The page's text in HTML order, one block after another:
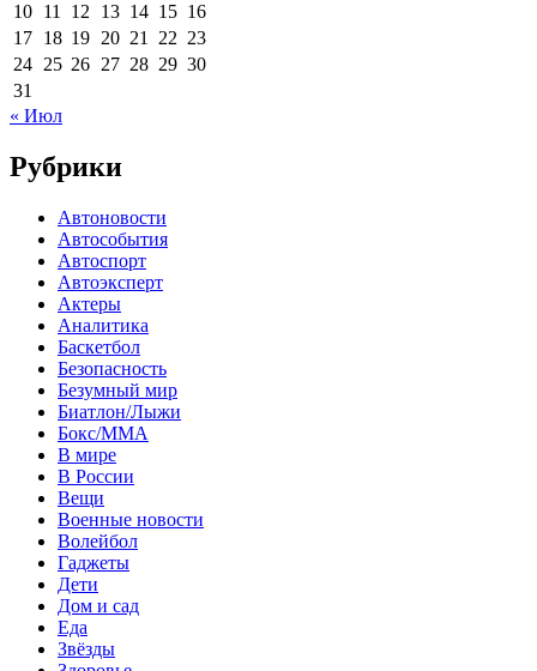
10 11 12 13 14 15 16
17 18 19 20 21 22 23
24 25 26 27 28 29 30
31
« Июл
Рубрики
Автоновости
Автособытия
Автоспорт
Автоэксперт
Актеры
Аналитика
Баскетбол
Безопасность
Безумный мир
Биатлон/Лыжи
Бокс/MMA
В мире
В России
Вещи
Военные новости
Волейбол
Гаджеты
Дети
Дом и сад
Еда
Звёзды